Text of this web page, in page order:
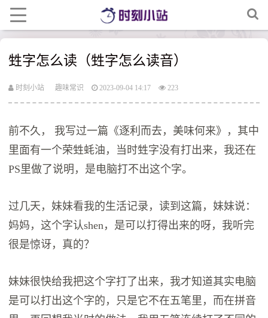
甡字怎么读（甡字怎么读音）
时刻小站 趣味常识 2023-09-04 14:17 223
前不久， 我写过一篇《逐利而去，美味何来》，其中
里面有一个荣甡蚝油，当时甡字没有打出来，我还在
PS里做了说明，是电脑打不出这个字。
过几天，妹妹看我的生活记录，读到这篇，妹妹说：
妈妈，这个字认shen，是可以打得出来的呀，我听完
很是惊讶，真的？
妹妹很快给我把这个字打了出来，我才知道其实电脑
是可以打出这个字的，只是它不在五笔里，而在拼音